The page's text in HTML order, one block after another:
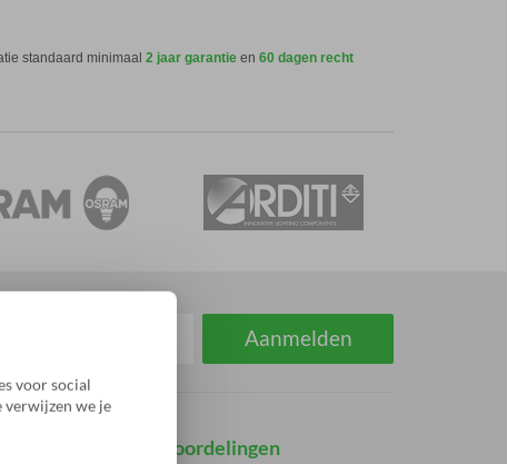
voor social
verwijzen we je
standaard minimaal 2 jaar garantie en 60 dagen recht
Aanmelden
Klantbeoordelingen